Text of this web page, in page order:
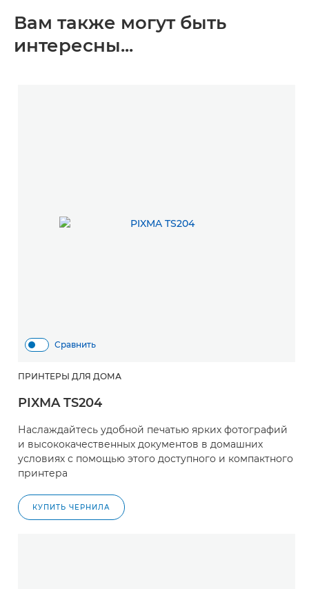
Вам также могут быть
интересны...
Сравнить
ПРИНТЕРЫ ДЛЯ ДОМА
PIXMA TS204
Наслаждайтесь удобной печатью ярких фотографий
и высококачественных документов в домашних
условиях с помощью этого доступного и компактного
принтера
КУПИТЬ ЧЕРНИЛА